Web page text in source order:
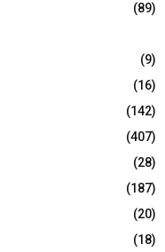
(89)
(9)
(16)
(142)
(407)
(28)
(187)
(20)
(18)